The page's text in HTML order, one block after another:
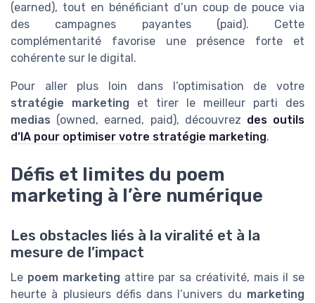
(earned), tout en bénéficiant d’un coup de pouce via
des campagnes payantes (paid). Cette
complémentarité favorise une présence forte et
cohérente sur le digital.
Pour aller plus loin dans l’optimisation de votre
stratégie marketing et tirer le meilleur parti des
medias (owned, earned, paid), découvrez des outils
d’IA pour optimiser votre stratégie marketing.
Défis et limites du poem
marketing à l’ère numérique
Les obstacles liés à la viralité et à la
mesure de l’impact
Le poem marketing attire par sa créativité, mais il se
heurte à plusieurs défis dans l’univers du marketing